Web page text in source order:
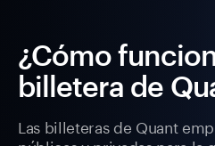
¿Cómo
billetera de
Las billeteras de Quant